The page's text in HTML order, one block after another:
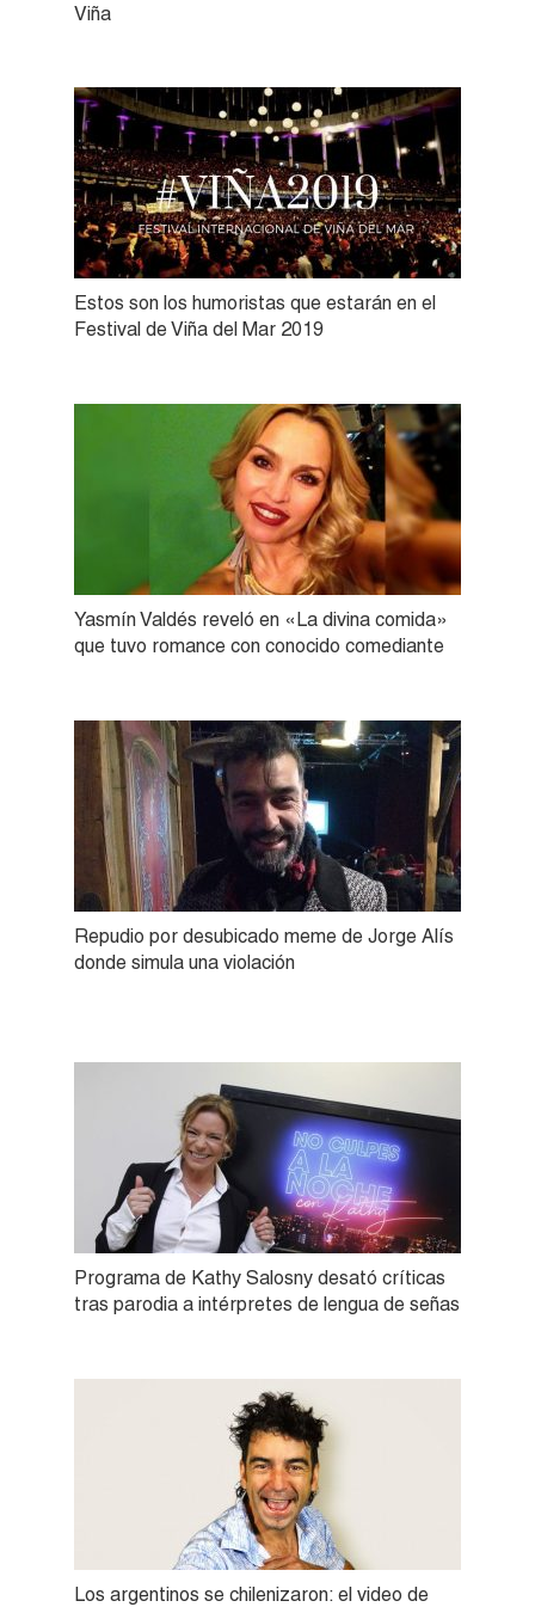
Viña
Estos son los humoristas que estarán en el
Festival de Viña del Mar 2019
Yasmín Valdés reveló en «La divina comida»
que tuvo romance con conocido comediante
Repudio por desubicado meme de Jorge Alís
donde simula una violación
Programa de Kathy Salosny desató críticas
tras parodia a intérpretes de lengua de señas
Los argentinos se chilenizaron: el video de